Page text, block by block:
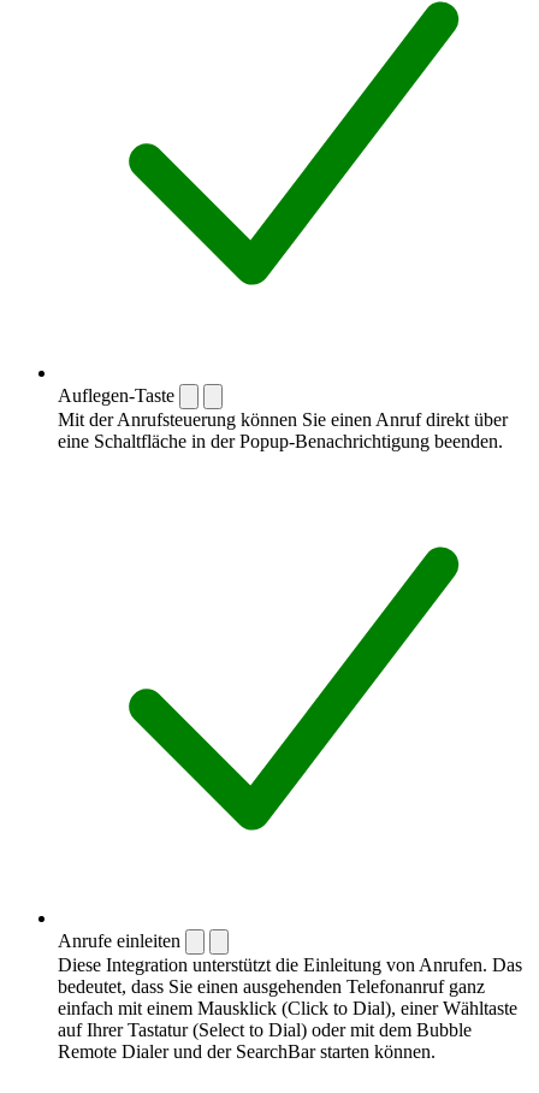
Auflegen-Taste
Mit der Anrufsteuerung können Sie einen Anruf direkt über
eine Schaltfläche in der Popup-Benachrichtigung beenden.
Anrufe einleiten
Diese Integration unterstützt die Einleitung von Anrufen. Das
bedeutet, dass Sie einen ausgehenden Telefonanruf ganz
einfach mit einem Mausklick (Click to Dial), einer Wähltaste
auf Ihrer Tastatur (Select to Dial) oder mit dem Bubble
Remote Dialer und der SearchBar starten können.